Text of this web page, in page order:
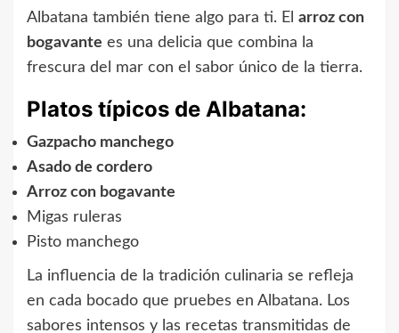
Albatana también tiene algo para ti. El arroz con
bogavante es una delicia que combina la
frescura del mar con el sabor único de la tierra.
Platos típicos de Albatana:
Gazpacho manchego
Asado de cordero
Arroz con bogavante
Migas ruleras
Pisto manchego
La influencia de la tradición culinaria se refleja
en cada bocado que pruebes en Albatana. Los
sabores intensos y las recetas transmitidas de